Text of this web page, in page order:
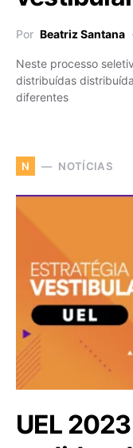
Por Beatriz Santana
Neste processo
distribuídas
diferentes
N NOTÍCIAS
UEL